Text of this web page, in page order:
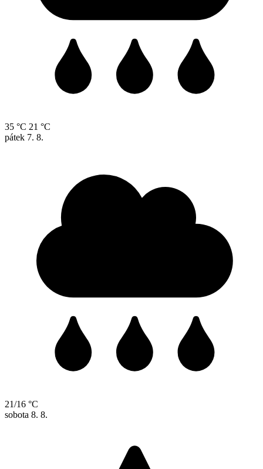
35 °C 21 °C
pátek 7. 8.
21/16 °C
sobota 8. 8.